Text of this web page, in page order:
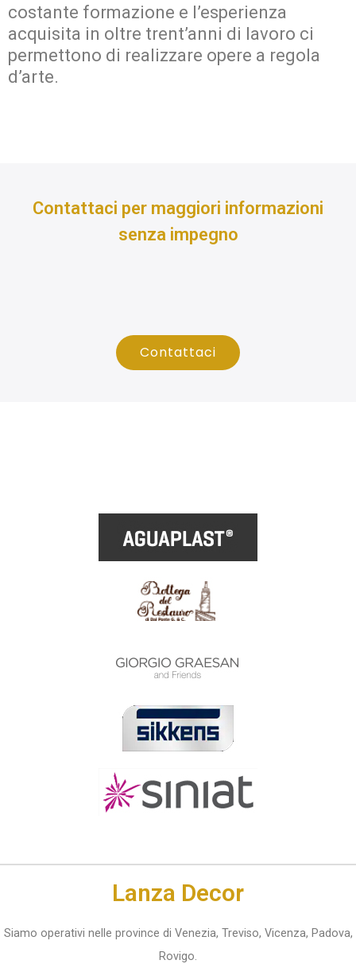
costante formazione e l’esperienza
acquisita in oltre trent’anni di lavoro ci
permettono di realizzare opere a regola
d’arte.
Contattaci per maggiori informazioni
senza impegno
Contattaci
Lanza Decor
Siamo operativi nelle province di Venezia, Treviso, Vicenza, Padova,
Rovigo.